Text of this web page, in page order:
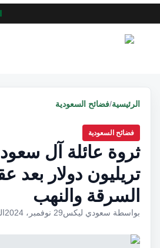
الرئيسية/فضائح السعودية
فضائح السعودية
تريليون دولار بعد
السرقة والنهب
بواسطة سعودي ليكس29 نوفمبر، 2024